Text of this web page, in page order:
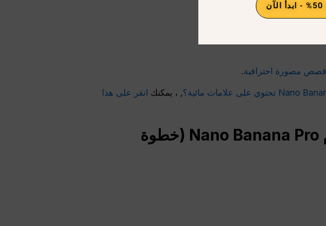
.
, ، يمكنك انقر على هذا
كيفية تصميم أغلفة المجلات باستخدام Nano Banana Pro (خطوة